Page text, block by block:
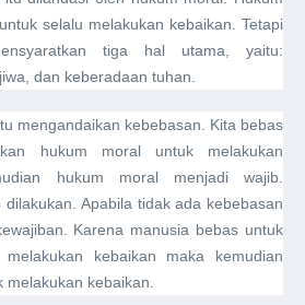
selalu melakukan kebaikan. Tetapi
tiga hal utama, yaitu:
dan keberadaan tuhan.
mengandaikan kebebasan. Kita bebas
hukum moral untuk melakukan
hukum moral menjadi wajib.
dilakukan. Apabila tidak ada kebebasan
Karena manusia bebas untuk
kebaikan maka kemudian
kebaikan.